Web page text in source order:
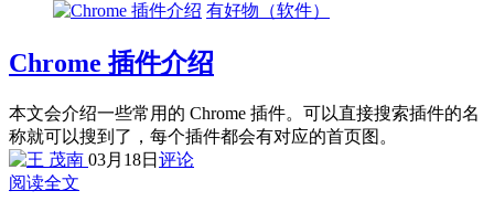
有好物（软件）
Chrome 插件介绍
本文会介绍一些常用的 Chrome 插件。可以直接搜索插件的名
称就可以搜到了，每个插件都会有对应的首页图。
03月18日 评论
阅读全文